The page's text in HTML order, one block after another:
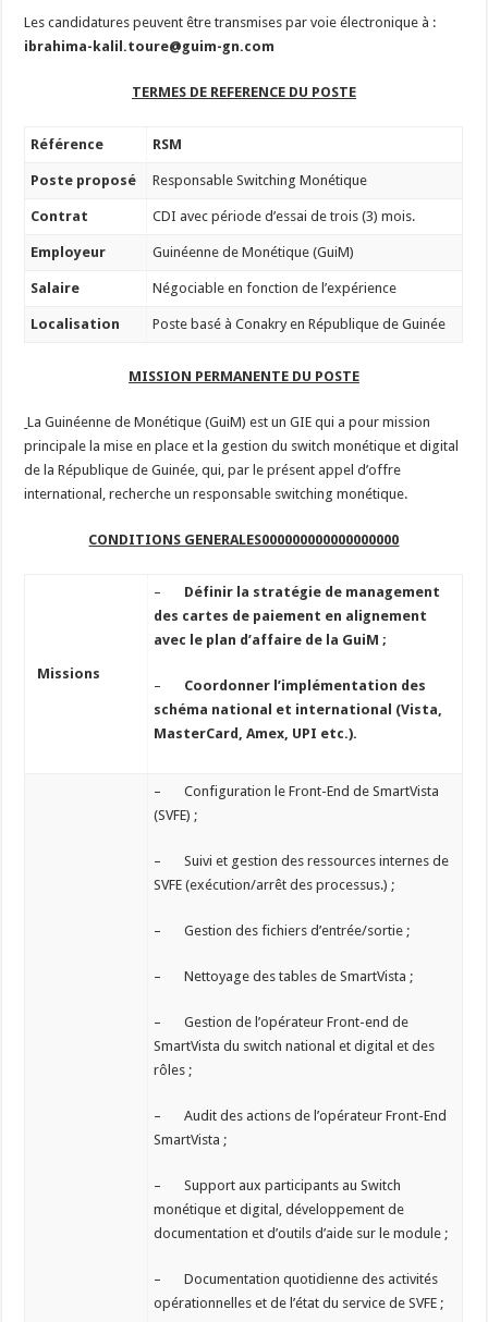
Les candidatures peuvent être transmises par voie électronique à :
ibrahima-kalil.toure@guim-gn.com
TERMES DE REFERENCE DU POSTE
Référence RSM
Poste proposé Responsable Switching Monétique
Contrat CDI avec période d’essai de trois (3) mois.
Employeur Guinéenne de Monétique (GuiM)
Salaire Négociable en fonction de l’expérience
Localisation Poste basé à Conakry en République de Guinée
MISSION PERMANENTE DU POSTE
La Guinéenne de Monétique (GuiM) est un GIE qui a pour mission
principale la mise en place et la gestion du switch monétique et digital
de la République de Guinée, qui, par le présent appel d’offre
international, recherche un responsable switching monétique.
CONDITIONS GENERALES000000000000000000
Missions
– Définir la stratégie de management
des cartes de paiement en alignement
avec le plan d’affaire de la GuiM ;
– Coordonner l’implémentation des
schéma national et international (Vista,
MasterCard, Amex, UPI etc.).
– Configuration le Front-End de SmartVista
(SVFE) ;
– Suivi et gestion des ressources internes de
SVFE (exécution/arrêt des processus.) ;
– Gestion des fichiers d’entrée/sortie ;
– Nettoyage des tables de SmartVista ;
– Gestion de l’opérateur Front-end de
SmartVista du switch national et digital et des
rôles ;
– Audit des actions de l’opérateur Front-End
SmartVista ;
– Support aux participants au Switch
monétique et digital, développement de
documentation et d’outils d’aide sur le module ;
– Documentation quotidienne des activités
opérationnelles et de l’état du service de SVFE ;